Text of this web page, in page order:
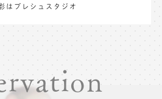
はプレシュスタジオ